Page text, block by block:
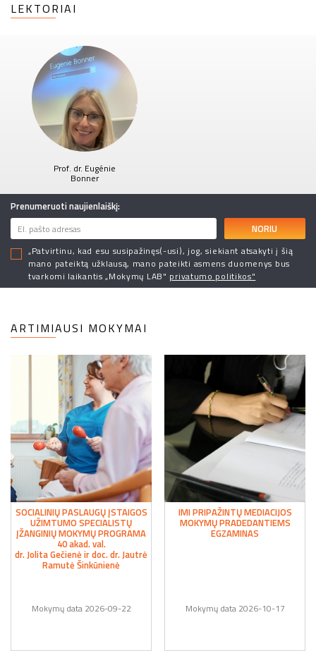
LEKTORIAI
Prof. dr. Eugénie
Bonner
Prenumeruoti naujienlaiškį:
NORIU
„Patvirtinu, kad esu susipažinęs(-usi), jog, siekiant atsakyti į šią
mano pateiktą užklausą, mano pateikti asmens duomenys bus
tvarkomi laikantis „Mokymų LAB" privatumo politikos"
ARTIMIAUSI MOKYMAI
SOCIALINIŲ PASLAUGŲ ĮSTAIGOS
UŽIMTUMO SPECIALISTŲ
ĮŽANGINIŲ MOKYMŲ PROGRAMA
40 akad. val.
dr. Jolita Gečienė ir doc. dr. Jautrė
Ramutė Šinkūnienė
Mokymų data 2026-09-22
IMI PRIPAŽINTŲ MEDIACIJOS
MOKYMŲ PRADEDANTIEMS
EGZAMINAS
Mokymų data 2026-10-17